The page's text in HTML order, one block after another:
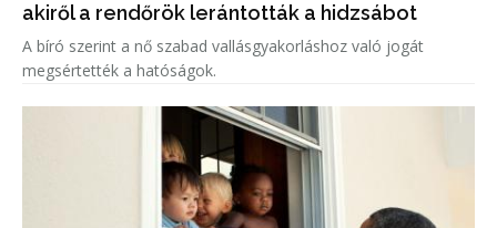
akiről a rendőrök lerántották a hidzsábot
A bíró szerint a nő szabad vallásgyakorláshoz való jogát
megsértették a hatóságok.